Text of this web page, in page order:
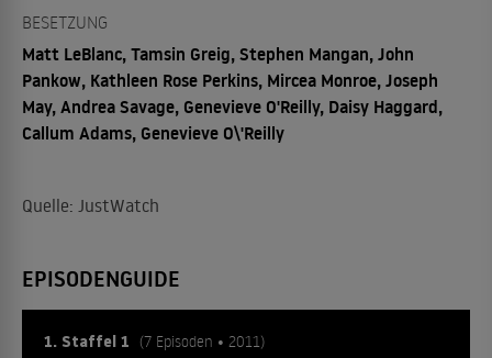
BESETZUNG
Matt LeBlanc, Tamsin Greig, Stephen Mangan, John
Pankow, Kathleen Rose Perkins, Mircea Monroe, Joseph
May, Andrea Savage, Genevieve O'Reilly, Daisy Haggard,
Callum Adams, Genevieve O\'Reilly
Quelle: JustWatch
EPISODENGUIDE
1. Staffel 1 (7 Episoden • 2011)